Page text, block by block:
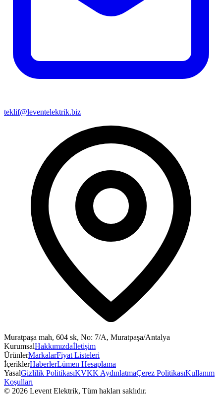
teklif@leventelektrik.biz
Muratpaşa mah, 604 sk, No: 7/A, Muratpaşa/Antalya
KurumsalHakkımızdaİletişim
ÜrünlerMarkalarFiyat Listeleri
İçeriklerHaberlerLümen Hesaplama
YasalGizlilik PolitikasıKVKK AydınlatmaÇerez PolitikasıKullanım
Koşulları
© 2026 Levent Elektrik, Tüm hakları saklıdır.